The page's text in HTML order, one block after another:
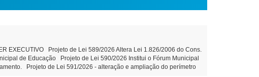
EXECUTIVO Projeto de Lei 589/2026 Altera Lei 1.826/2006 do Cons.
de Educação Projeto de Lei 590/2026 Institui o Fórum Municipal
Projeto de Lei 591/2026 - alteração e ampliação do perímetro